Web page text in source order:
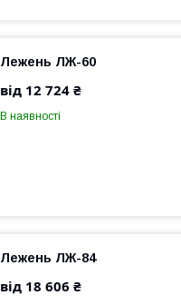
Лежень ЛЖ-60
від 12 724 ₴
В наявності
Лежень ЛЖ-84
від 18 606 ₴